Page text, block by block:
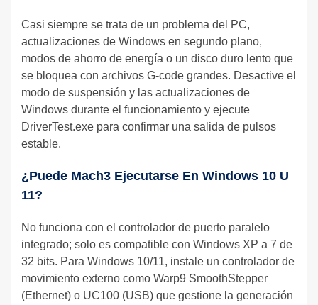
Casi siempre se trata de un problema del PC,
actualizaciones de Windows en segundo plano,
modos de ahorro de energía o un disco duro lento que
se bloquea con archivos G-code grandes. Desactive el
modo de suspensión y las actualizaciones de
Windows durante el funcionamiento y ejecute
DriverTest.exe para confirmar una salida de pulsos
estable.
¿Puede Mach3 Ejecutarse En Windows 10 U
11?
No funciona con el controlador de puerto paralelo
integrado; solo es compatible con Windows XP a 7 de
32 bits. Para Windows 10/11, instale un controlador de
movimiento externo como Warp9 SmoothStepper
(Ethernet) o UC100 (USB) que gestione la generación